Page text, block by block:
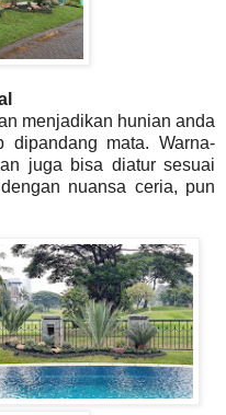
menjadikan hunian anda
mata. Warna-
juga bisa diatur sesuai
nuansa ceria, pun